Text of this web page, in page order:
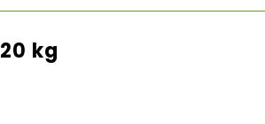
20 kg